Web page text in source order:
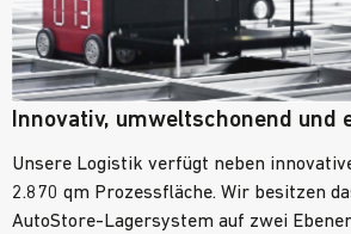
Innovativ, umweltschonend und
Unsere Logistik verfügt neben
2.870 qm Prozessfläche. Wir besitzen
AutoStore-Lagersystem auf zwei